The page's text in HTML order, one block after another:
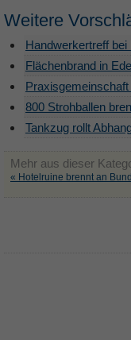
Weitere
Handwerkertreff
Flächenbrand in
800 Strohballen
Tankzug rollt
Mehr aus dieser
« Hotelruine brennt an